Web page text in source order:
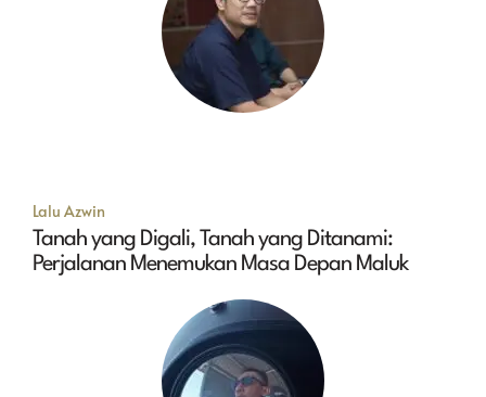
Lalu Azwin
Tanah yang Digali, Tanah yang Ditanami:
Perjalanan Menemukan Masa Depan Maluk